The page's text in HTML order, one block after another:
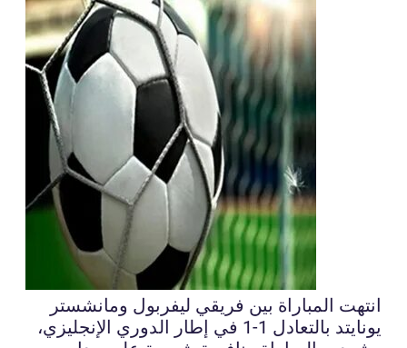
انتهت المباراة بين فريقي ليفربول ومانشستر
يونايتد بالتعادل 1-1 في إطار الدوري الإنجليزي،